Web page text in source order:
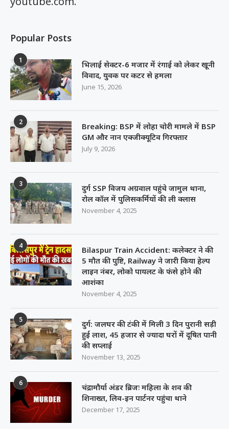
Popular Posts
1
भिलाई सेक्टर-6 मजार में रंगाई को लेकर खूनी
विवाद, युवक पर कटर से हमला
June 15, 2026
2
Breaking: BSP में लोहा चोरी मामले में BSP
GM और नान एक्जीक्यूटिव गिरफ्तार
July 9, 2026
3
दुर्ग SSP विजय अग्रवाल पहुंचे जामुल थाना,
रोल कॉल में पुलिसकर्मियों की ली क्लास
November 4, 2025
4
Bilaspur Train Accident: कलेक्टर ने की
5 मौत की पुष्टि, Railway ने जारी किया हेल्प
लाइन नंबर, लोको पायलट के फंसे होने की
आशंका
November 4, 2025
5
दुर्ग: जलघर की टंकी में मिली 3 दिन पुरानी सड़ी
हुई लाश, 45 हजार से ज्यादा घरों में दूषित पानी
की सप्लाई
November 13, 2025
6
चंद्रामौर्या अंडर ब्रिजः महिला के शव की
शिनाख्त, लिव-इन पार्टनर पहुंचा थाने
December 17, 2025